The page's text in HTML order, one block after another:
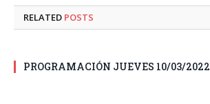
RELATED POSTS
PROGRAMACIÓN JUEVES 10/03/2022